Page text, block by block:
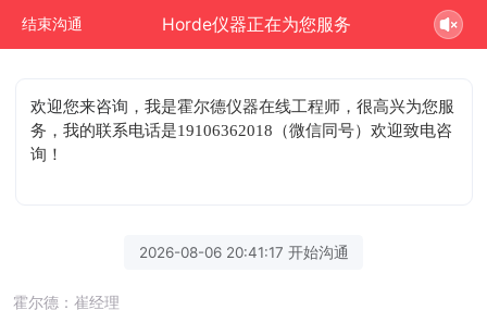
结束沟通 Horde仪器正在为您服务
欢迎您来咨询 ，我是霍尔德仪器在线工程师，很高兴为您服
务，我的联系电话是19106362018（微信同号）欢迎致电咨
询！
2026-08-06 20:41:17 开始沟通
霍尔德：崔经理